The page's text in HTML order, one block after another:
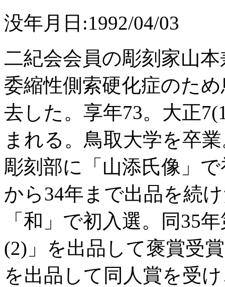
没年月日:1992/04/03
二紀会会員の彫刻家山
委縮性側索硬化症のた
去した。享年73。大正
まれる。鳥取大学を卒
彫刻部に「山添氏像」
から34年まで出品を続
「和」で初入選。同35
(2)」を出品して褒賞受
を出品して同人賞を受